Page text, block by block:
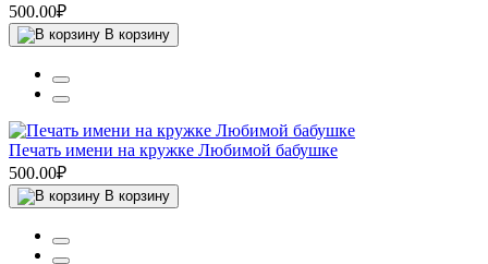
500.00₽
В корзину
Печать имени на кружке Любимой бабушке
500.00₽
В корзину